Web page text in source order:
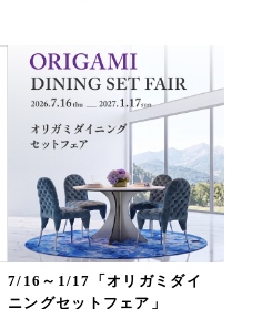
7/16～1/17「オリガミダイ
ニングセットフェア」